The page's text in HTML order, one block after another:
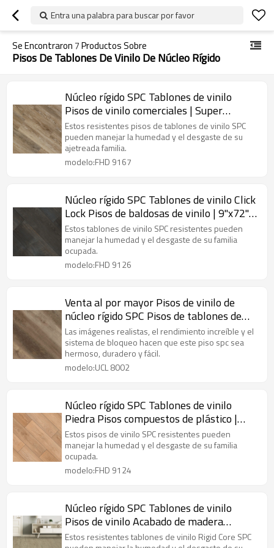
Entra una palabra para buscar por favor
Se Encontraron7Productos Sobre
Pisos De Tablones De Vinilo De Núcleo Rígido
Núcleo rígido SPC Tablones de vinilo
Pisos de vinilo comerciales | Super
Stability Easy Clean 6''x48'' 5,5 mm/0,5
mm para uso comercial HDF 9167
Estos resistentes pisos de tablones de vinilo SPC
pueden manejar la humedad y el desgaste de su
ajetreada familia.
modelo:FHD 9167
Núcleo rígido SPC Tablones de vinilo Click
Lock Pisos de baldosas de vinilo | 9''x72''
5,0 mm/0,5 mm Para uso comercial
Clásico Resistente a la decoloración
Resistente a las manchas HDF 9126
Estos tablones de vinilo SPC resistentes pueden
manejar la humedad y el desgaste de su familia
ocupada.
modelo:FHD 9126
Venta al por mayor Pisos de vinilo de
núcleo rígido SPC Pisos de tablones de
vinilo | Tamaño personalizable |
Impermeable Ecológico Duradero A
prueba de fuego Antideslizante UCL
8002
Las imágenes realistas, el rendimiento increíble y el
sistema de bloqueo hacen que este piso spc sea
hermoso, duradero y fácil.
modelo:UCL 8002
Núcleo rígido SPC Tablones de vinilo
Piedra Pisos compuestos de plástico |
9''x72'' 6,5 mm/0,5 mm Para uso
comercial Moda HDF 9124
Estos pisos de vinilo SPC resistentes pueden
manejar la humedad y el desgaste de su familia
ocupada.
modelo:FHD 9124
Núcleo rígido SPC Tablones de vinilo
Pisos de vinilo Acabado de madera
Fabricante de pisos de PVC | VOC bajo de
Estos resistentes tablones de vinilo Rigid Core SPC